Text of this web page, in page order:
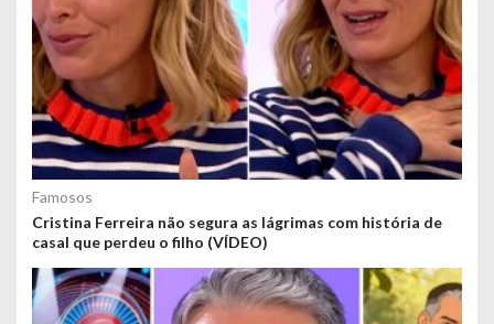
Famosos
Cristina Ferreira não segura as lágrimas com história de
casal que perdeu o filho (VÍDEO)